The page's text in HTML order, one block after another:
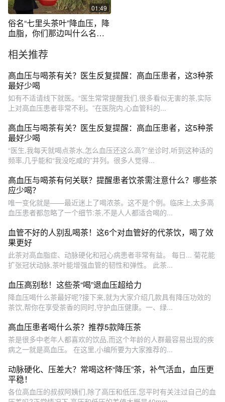
01:49
俗名“七里头茶叶”降血压，降
血脂，你们那边叫什么名
相关推荐
高血压与喝茶有关？医生反复提醒：高血压患者，这3种茶
最好少喝
如有不适请线下就医。“医生常常提醒我们,很多看似无害的茶,实际
上对高血压患者非常不利。”在医院内,心血管科的...
高血压与喝茶有关？医生反复提醒：高血压患者，这5种茶
最好少喝
“医生,我每天就喝点茶水,怎么血压还这么高?”坐诊时,听到这种话的
频率,几乎能和“我没吃咸的”并列。很多人觉得...
高血压与喝茶有何关联？提醒患者饮茶需注意什么？哪些茶
应少喝？
唯一变化就是——最近迷上了喝浓茶。这不是个例。临床上,太多高
血压患者都忽略了一个细节:茶,不是人人都适合喝的...
血管不好的人别乱喝茶！这6个对血管好的代茶饮，喝了效
果更好
此茶对高血脂症、动脉硬化和冠心病患者非常有益。 每日... 菊花能
扩张冠状动脉,茶叶能增强血管的韧性和弹性。 此茶...
血压高别愁！这些茶“喝”退血压超给力
降血压喝什么茶最好呢?接下来,就为大家介绍几款具有降压功效的
茶饮,帮你在享受茶香的同时,守护血压健康。一、绿...
高血压患者喝什么茶？推荐5款降压茶
茶是很多中老年人都喜欢的饮品,而这个年龄的人群最容易出现的疾
病之一就是高血压。 在这里,小编所要为大家推荐的...
动脉硬化、压差大？常喝这杯“降压”茶，补气活血，血压更
平稳！
各位高血压的叔叔阿姨们,除了高压和低压,您平时有关注过自己的血